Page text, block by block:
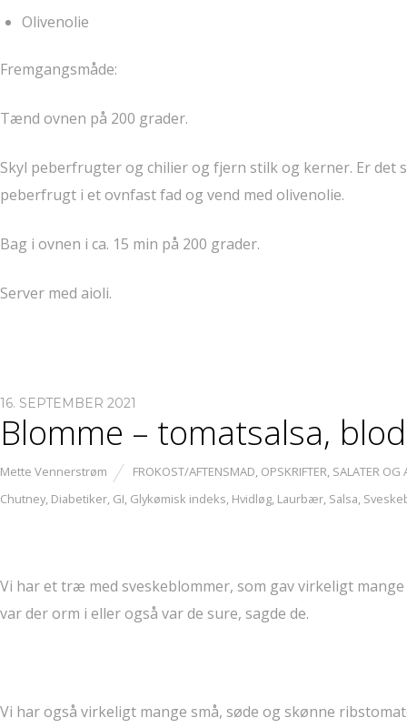
Olivenolie
Fremgangsmåde:
Tænd ovnen på 200 grader.
Skyl peberfrugter og chilier og fjern stilk og kerner. Er
peberfrugt i et ovnfast fad og vend med olivenolie.
Bag i ovnen i ca. 15 min på 200 grader.
Server med aioli.
16. SEPTEMBER 2021
Blomme – tomatsalsa,
Mette Vennerstrøm FROKOST/AFTENSMAD, OPSKRIFTER, SALATER OG
Chutney, Diabetiker, GI, Glykømisk indeks, Hvidløg, Laurbær, Salsa,
Vi har et træ med sveskeblommer, som gav virkeligt
var der orm i eller også var de sure, sagde de.
Vi har også virkeligt mange små, søde og skønne